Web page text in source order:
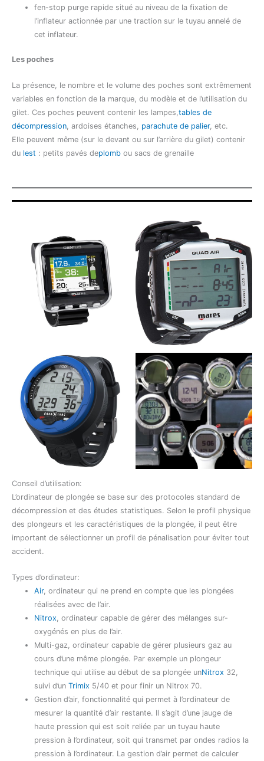
fen-stop purge rapide situé au niveau de la fixation de
l’inflateur actionnée par une traction sur le tuyau annelé de
cet inflateur.
Les poches
La présence, le nombre et le volume des poches sont extrêmement
variables en fonction de la marque, du modèle et de l’utilisation du
gilet. Ces poches peuvent contenir les lampes, tables de
décompression , ardoises étanches, parachute de palier, etc.
Elle peuvent même (sur le devant ou sur l’arrière du gilet) contenir
du lest : petits pavés deplomb ou sacs de grenaille
Conseil d’utilisation:
L’ordinateur de plongée se base sur des protocoles standard de
décompression et des études statistiques. Selon le profil physique
des plongeurs et les caractéristiques de la plongée, il peut être
important de sélectionner un profil de pénalisation pour éviter tout
accident.
Types d’ordinateur:
Air, ordinateur qui ne prend en compte que les plongées
réalisées avec de l’air.
Nitrox , ordinateur capable de gérer des mélanges sur-
oxygénés en plus de l’air.
Multi-gaz, ordinateur capable de gérer plusieurs gaz au
cours d’une même plongée. Par exemple un plongeur
technique qui utilise au début de sa plongée unNitrox 32,
suivi d’unTrimix 5/40 et pour finir un Nitrox 70.
Gestion d’air, fonctionnalité qui permet à l’ordinateur de
mesurer la quantité d’air restante. Il s’agit d’une jauge de
haute pression qui est soit reliée par un tuyau haute
pression à l’ordinateur, soit qui transmet par ondes radios la
pression à l’ordinateur. La gestion d’air permet de calculer